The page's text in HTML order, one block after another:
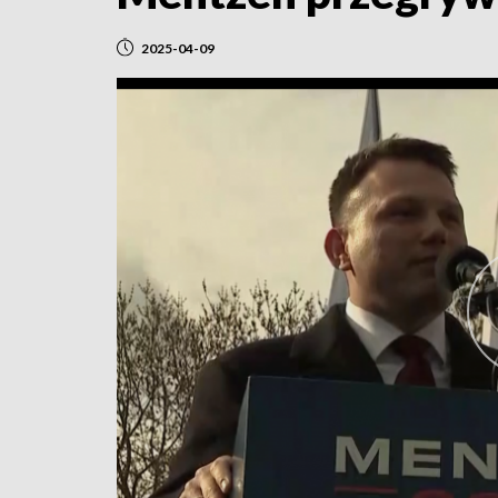
2025-04-09